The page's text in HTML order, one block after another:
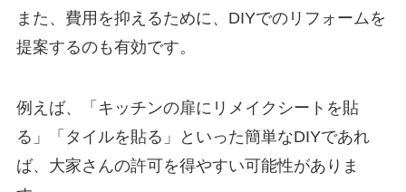
また、費用を抑えるために、DIYでのリフォームを
提案するのも有効です。
例えば、「キッチンの扉にリメイクシートを貼
る」「タイルを貼る」といった簡単なDIYであれ
ば、大家さんの許可を得やすい可能性がありま